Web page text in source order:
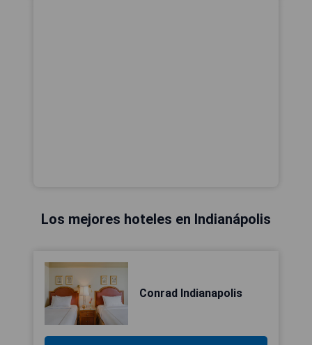
Los mejores hoteles en Indianápolis
Conrad Indianapolis